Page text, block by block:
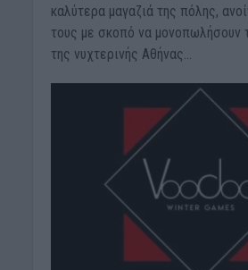
καλύτερα μαγαζιά της πόλης,
τους με σκοπό να μονοπωλήσουν
της νυχτερινής Αθήνας...